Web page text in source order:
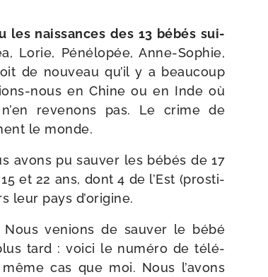
les nais­sances des 13 bébés sui­
Lorie, Pénélopée, Anne-​Sophie,
de nou­veau qu’il y a beau­coup
​nous en Chine ou en Inde où
reve­nons pas. Le crime de
le monde.
avons pu sau­ver les bébés de 17
et 22 ans, dont 4 de l’Est (pros­ti­
leur pays d’origine.
Nous venions de sau­ver le bébé
tard : voi­ci le numé­ro de télé­
cas que moi. Nous l’avons